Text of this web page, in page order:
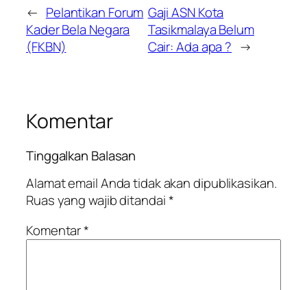
← Pelantikan Forum
Kader Bela Negara
(FKBN)
Gaji ASN Kota
Tasikmalaya Belum
Cair: Ada apa ? →
Komentar
Tinggalkan Balasan
Alamat email Anda tidak akan dipublikasikan.
Ruas yang wajib ditandai*
Komentar*